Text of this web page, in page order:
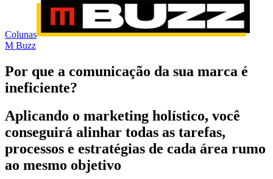
Colunas
M Buzz
Por que a comunicação da sua marca é
ineficiente?
Aplicando o marketing holístico, você
conseguirá alinhar todas as tarefas,
processos e estratégias de cada área rumo
ao mesmo objetivo